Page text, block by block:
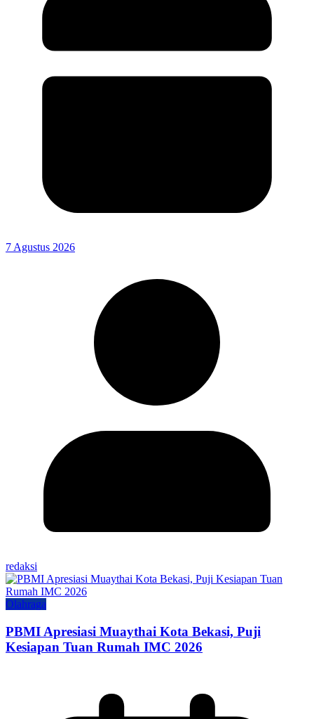
7 Agustus 2026
redaksi
Olahraga
PBMI Apresiasi Muaythai Kota Bekasi, Puji
Kesiapan Tuan Rumah IMC 2026